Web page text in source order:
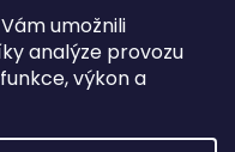
umožnili
analýze provozu
výkon a